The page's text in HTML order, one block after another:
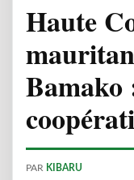
Haute
Bamako
PAR KIBARU